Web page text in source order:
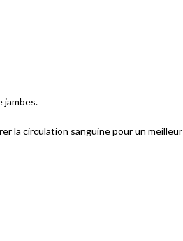
jambes.
la circulation sanguine pour un meilleur